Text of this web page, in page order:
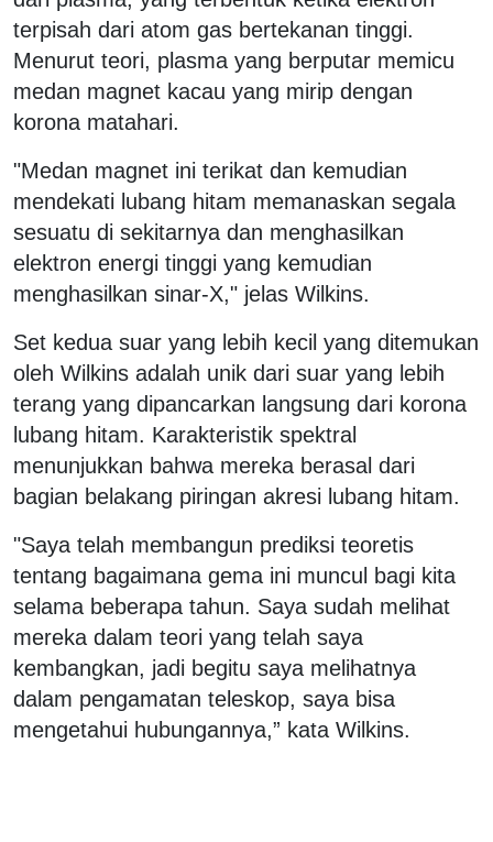
terpisah dari atom gas bertekanan tinggi.
Menurut teori, plasma yang berputar memicu
medan magnet kacau yang mirip dengan
korona matahari.
"Medan magnet ini terikat dan kemudian
mendekati lubang hitam memanaskan segala
sesuatu di sekitarnya dan menghasilkan
elektron energi tinggi yang kemudian
menghasilkan sinar-X," jelas Wilkins.
Set kedua suar yang lebih kecil yang ditemukan
oleh Wilkins adalah unik dari suar yang lebih
terang yang dipancarkan langsung dari korona
lubang hitam. Karakteristik spektral
menunjukkan bahwa mereka berasal dari
bagian belakang piringan akresi lubang hitam.
"Saya telah membangun prediksi teoretis
tentang bagaimana gema ini muncul bagi kita
selama beberapa tahun. Saya sudah melihat
mereka dalam teori yang telah saya
kembangkan, jadi begitu saya melihatnya
dalam pengamatan teleskop, saya bisa
mengetahui hubungannya,” kata Wilkins.